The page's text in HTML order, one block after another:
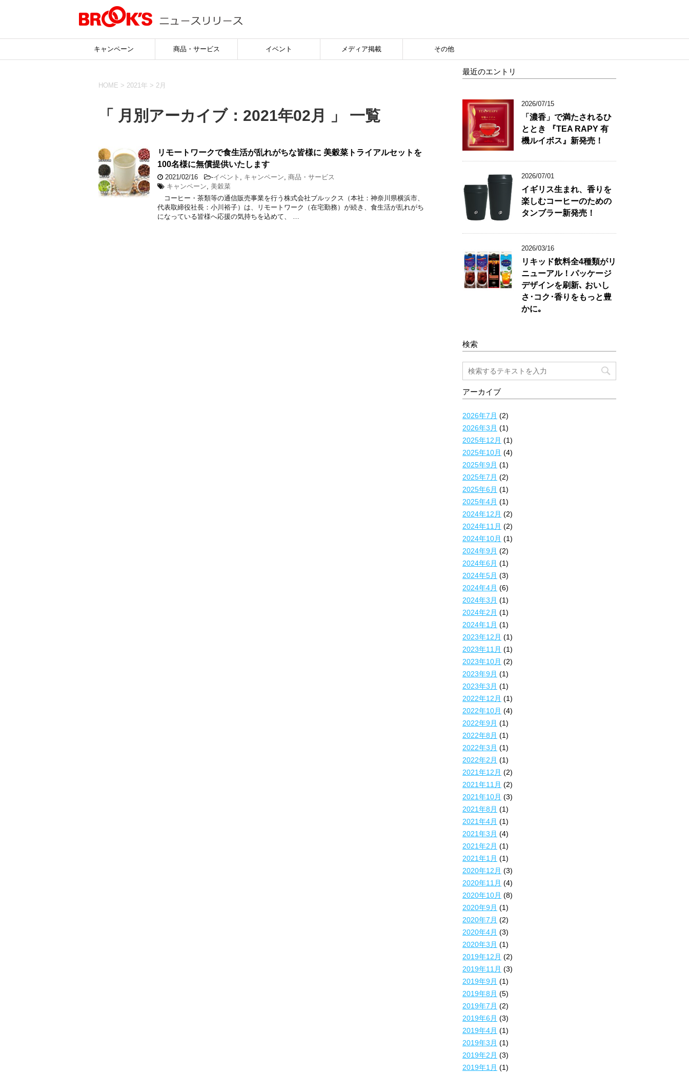
キャンペーン 商品・サービス イベント メディア掲載 その他
HOME > 2021年 > 2月
「 月別アーカイブ：2021年02月 」 一覧
リモートワークで食生活が乱れがちな皆様に 美穀菜トライアルセットを
100名様に無償提供いたします
2021/02/16 -イベント , キャンペーン, 商品・サービス
キャンペーン, 美穀菜
コーヒー・茶類等の通信販売事業を行う株式会社ブルックス（本社：神奈川県横浜市、
代表取締役社長：小川裕子）は、リモートワーク（在宅勤務）が続き、食生活が乱れがち
になっている皆様へ応援の気持ちを込めて、 …
最近のエントリ
2026/07/15
「濃香」で満たされるひ
ととき 『TEA RAPY 有
機ルイボス』新発売！
2026/07/01
イギリス生まれ、香りを
楽しむコーヒーのための
タンブラー新発売！
2026/03/16
リキッド飲料全4種類がリ
ニューアル！パッケージ
デザインを刷新､ おいし
さ･コク･香りをもっと豊
かに｡
検索
アーカイブ
2026年7月 (2)
2026年3月 (1)
2025年12月 (1)
2025年10月 (4)
2025年9月 (1)
2025年7月 (2)
2025年6月 (1)
2025年4月 (1)
2024年12月 (2)
2024年11月 (2)
2024年10月 (1)
2024年9月 (2)
2024年6月 (1)
2024年5月 (3)
2024年4月 (6)
2024年3月 (1)
2024年2月 (1)
2024年1月 (1)
2023年12月 (1)
2023年11月 (1)
2023年10月 (2)
2023年9月 (1)
2023年3月 (1)
2022年12月 (1)
2022年10月 (4)
2022年9月 (1)
2022年8月 (1)
2022年3月 (1)
2022年2月 (1)
2021年12月 (2)
2021年11月 (2)
2021年10月 (3)
2021年8月 (1)
2021年4月 (1)
2021年3月 (4)
2021年2月 (1)
2021年1月 (1)
2020年12月 (3)
2020年11月 (4)
2020年10月 (8)
2020年9月 (1)
2020年7月 (2)
2020年4月 (3)
2020年3月 (1)
2019年12月 (2)
2019年11月 (3)
2019年9月 (1)
2019年8月 (5)
2019年7月 (2)
2019年6月 (3)
2019年4月 (1)
2019年3月 (1)
2019年2月 (3)
2019年1月 (1)